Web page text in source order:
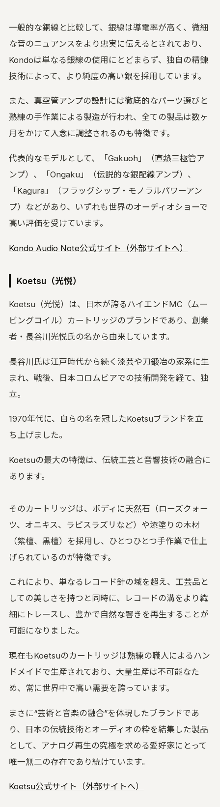
一般的な銅線と比較して、銀線は導電率が高く、微細
な音のニュアンスをより忠実に伝えるとされており、
Kondoは単なる銀線の使用にとどまらず、独自の精錬
技術によって、より純度の高い銀を採用しています。
また、真空管アンプの設計には徹底的なパーツ選びと
熟練の手作業による製造が行われ、全ての製品は数ヶ
月をかけて入念に調整されるのも特徴です。
代表的なモデルとして、「Gakuoh」（直熱三極管ア
ンプ）、「Ongaku」（伝説的な銀配線アンプ）、
「Kagura」（フラッグシップ・モノラルパワーアン
プ）などがあり、いずれも世界のオーディオショーで
高い評価を受けています。
Kondo Audio Note公式サイト（外部サイトへ）
Koetsu（光悦）
Koetsu（光悦）は、日本が誇るハイエンドMC（ムー
ビングコイル）カートリッジのブランドであり、創業
者・長谷川光悦氏の名から由来しています。
長谷川氏は江戸時代から続く漆芸や刀鍛冶の家系に生
まれ、戦後、日本コロムビアでの技術開発を経て、独
立。
1970年代に、自らの名を冠したKoetsuブランドを立
ち上げました。
Koetsuの最大の特徴は、伝統工芸と音響技術の融合に
あります。
そのカートリッジは、ボディに天然石（ローズクォー
ツ、オニキス、ラピスラズリなど）や漆塗りの木材
（紫檀、黒檀）を採用し、ひとつひとつ手作業で仕上
げられているのが特徴です。
これにより、単なるレコード針の域を超え、工芸品と
しての美しさを持つと同時に、レコードの溝をより繊
細にトレースし、豊かで自然な響きを再生することが
可能になりました。
現在もKoetsuのカートリッジは熟練の職人によるハン
ドメイドで生産されており、大量生産は不可能なた
め、常に世界中で高い需要を誇っています。
まさに“芸術と音楽の融合”を体現したブランドであ
り、日本の伝統技術とオーディオの粋を結集した製品
として、アナログ再生の究極を求める愛好家にとって
唯一無二の存在であり続けています。
Koetsu公式サイト（外部サイトへ）